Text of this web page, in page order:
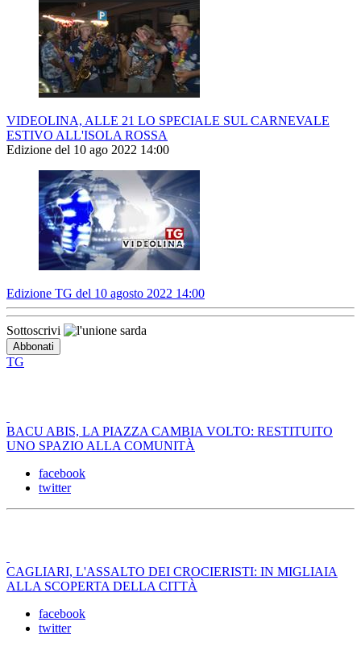
VIDEOLINA, ALLE 21 LO SPECIALE SUL CARNEVALE
ESTIVO ALL'ISOLA ROSSA
Edizione del 10 ago 2022 14:00
Edizione TG del 10 agosto 2022 14:00
Sottoscrivi
TG
BACU ABIS, LA PIAZZA CAMBIA VOLTO: RESTITUITO
UNO SPAZIO ALLA COMUNITÀ
facebook
twitter
CAGLIARI, L'ASSALTO DEI CROCIERISTI: IN MIGLIAIA
ALLA SCOPERTA DELLA CITTÀ
facebook
twitter